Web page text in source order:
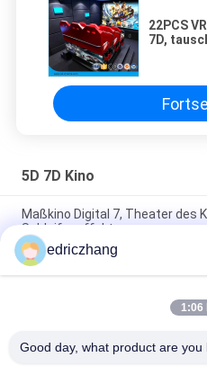
22PCS
7D,
5D 7D Kino
Maßkino Digital 7, Theater des
Schleifeneffekt
6 Kino der DOF-Freizeitpark-
Bildschirmanzeige-System
Erstaunliches Kino 6/8 Sitze
edriczhang
1:06
Good day, what product are you